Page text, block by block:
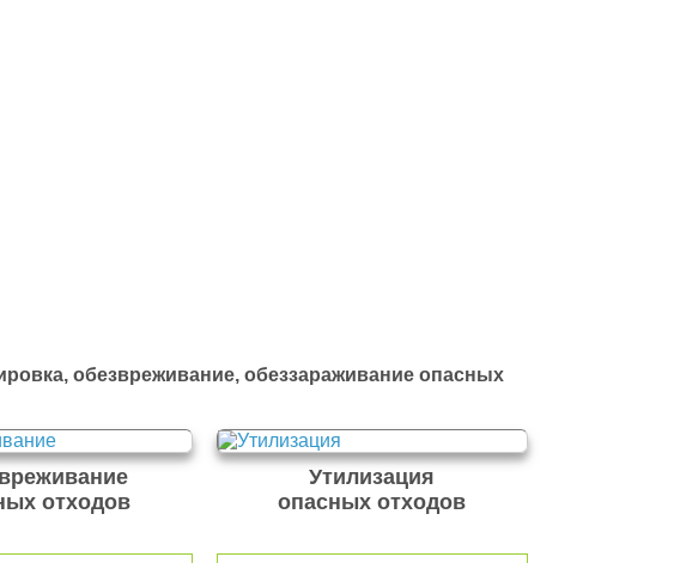
обезвреживание, обеззараживание опасных
отходов
Утилизация
опасных отходов